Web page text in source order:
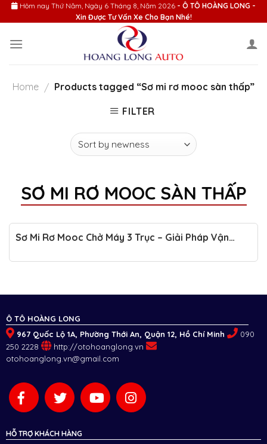
Skip
to
Hôm nay Thứ Năm, Ngày 6 Tháng 8, Năm 2026 - Ô TÔ HOÀNG LONG -
Xin Được Tư Vấn Xe Cho Bạn Nhé!
Home / Products tagged “Sơ mi rơ mooc sàn thấp”
FILTER
SƠ MI RƠ MOOC SÀN THẤP
Sơ Mi Rơ Mooc Chở Máy 3 Trục – Giải Pháp Vận
Ô TÔ HOÀNG LONG
967 Quốc Lộ 1A, Phường Thới An, Quận 12, Hồ Chí Minh
090
250 2228
http://otohoanglong.vn
otohoanglong.vn@gmail.com
HỖ TRỢ KHÁCH HÀNG